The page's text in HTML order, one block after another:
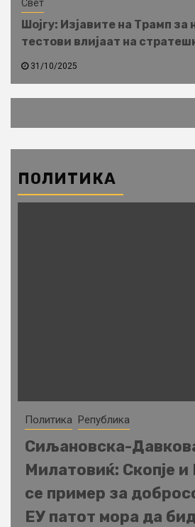
Свет
Шојгу: Изјавите на Трамп за
тестови влијаат на
31/10/2025
ПОЛИТИКА
Политика Република
Сиљановска-
Милатовиќ: Скопје
се пример за
ЕУ патот мора да